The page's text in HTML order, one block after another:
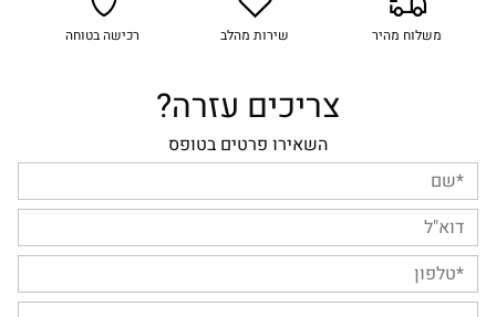
משלוח מהיר שירות מהלב רכישה בטוחה
צריכים עזרה?
השאירו פרטים בטופס